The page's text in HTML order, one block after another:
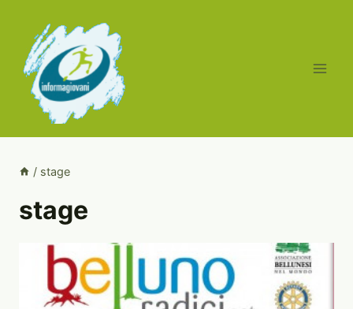
contenuto
/ stage
stage